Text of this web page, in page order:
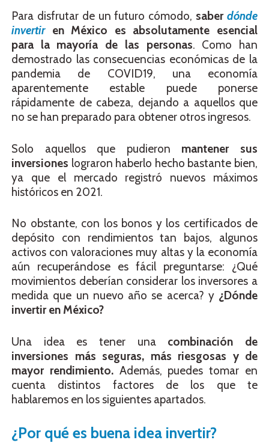
Para disfrutar de un futuro cómodo, saberdónde
invertiren México es absolutamente esencial
para la mayoría de las personas. Como han
demostrado las consecuencias económicas de la
pandemia de COVID19, una economía
aparentemente estable puede ponerse
rápidamente de cabeza, dejando a aquellos que
no se han preparado para obtener otros ingresos.
Solo aquellos que pudieron mantener sus
inversiones lograron haberlo hecho bastante bien,
ya que el mercado registró nuevos máximos
históricos en 2021.
No obstante, con los bonos y los certificados de
depósito con rendimientos tan bajos, algunos
activos con valoraciones muy altas y la economía
aún recuperándose es fácil preguntarse: ¿Qué
movimientos deberían considerar los inversores a
medida que un nuevo año se acerca? y ¿Dónde
invertir en México?
Una idea es tener una combinación de
inversiones más seguras, más riesgosas y de
mayor rendimiento.Además, puedes tomar en
cuenta distintos factores de los que te
hablaremos en los siguientes apartados.
¿Por qué es buena idea invertir?